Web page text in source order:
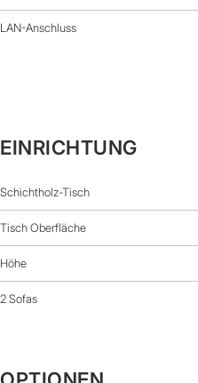
LAN-Anschluss
EINRICHTUNG
Schichtholz-Tisch
Tisch Oberfläche
Höhe
2 Sofas